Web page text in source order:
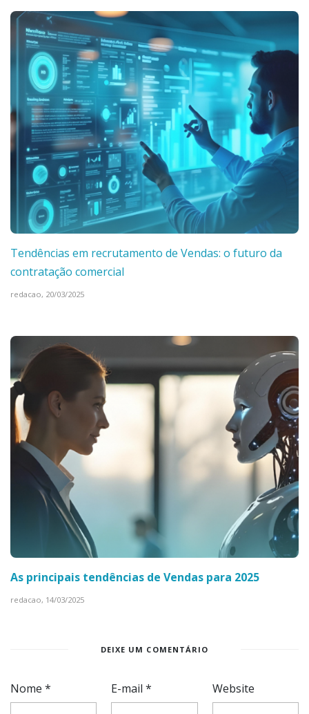
Tendências em recrutamento de Vendas: o futuro da
contratação comercial
redacao, 20/03/2025
As principais tendências de Vendas para 2025
redacao, 14/03/2025
DEIXE UM COMENTÁRIO
Nome * E-mail* Website